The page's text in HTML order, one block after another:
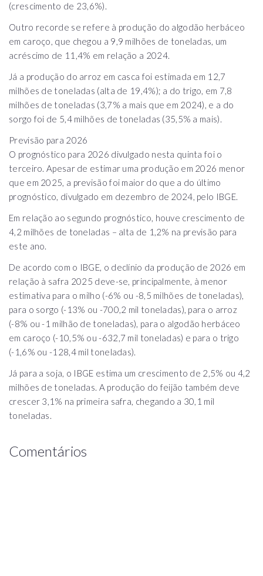
(crescimento de 23,6%).
Outro recorde se refere à produção do algodão herbáceo
em caroço, que chegou a 9,9 milhões de toneladas, um
acréscimo de 11,4% em relação a 2024.
Já a produção do arroz em casca foi estimada em 12,7
milhões de toneladas (alta de 19,4%); a do trigo, em 7,8
milhões de toneladas (3,7% a mais que em 2024), e a do
sorgo foi de 5,4 milhões de toneladas (35,5% a mais).
Previsão para 2026
O prognóstico para 2026 divulgado nesta quinta foi o
terceiro. Apesar de estimar uma produção em 2026 menor
que em 2025, a previsão foi maior do que a do último
prognóstico, divulgado em dezembro de 2024, pelo IBGE.
Em relação ao segundo prognóstico, houve crescimento de
4,2 milhões de toneladas – alta de 1,2% na previsão para
este ano.
De acordo com o IBGE, o declínio da produção de 2026 em
relação à safra 2025 deve-se, principalmente, à menor
estimativa para o milho (-6% ou -8,5 milhões de toneladas),
para o sorgo (-13% ou -700,2 mil toneladas), para o arroz
(-8% ou -1 milhão de toneladas), para o algodão herbáceo
em caroço (-10,5% ou -632,7 mil toneladas) e para o trigo
(-1,6% ou -128,4 mil toneladas).
Já para a soja, o IBGE estima um crescimento de 2,5% ou 4,2
milhões de toneladas. A produção do feijão também deve
crescer 3,1% na primeira safra, chegando a 30,1 mil
toneladas.
Comentários